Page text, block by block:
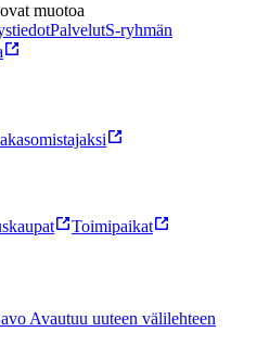
muotoa
PalvelutS-ryhmän
Toimipaikat
Avautuu uuteen välilehteen